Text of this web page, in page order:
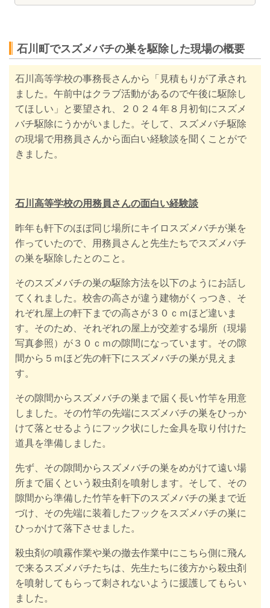
石川町でスズメバチの巣を駆除した現場の概要
石川高等学校の事務長さんから「見積もりが了承され
ました。午前中はクラブ活動があるので午後に駆除し
てほしい」と要望され、２０２４年８月初旬にスズメ
バチ駆除に うかがいました。そして、スズメバチ駆除
の現場で用務員さんから面白い経験談を聞くことがで
きました。
石川高等学校の用務員さんの面白い経験談
昨年も軒下のほぼ同じ場所にキイロスズメバチが巣を
作っていたので、用務員さんと先生たちでスズメバチ
の巣を駆除したとのこと。
そのスズメバチの巣の駆除方法を以下のようにお話し
てくれました。校舎の高さが違う建物がくっつき、そ
れぞれ屋上の軒下までの高さが３０ｃｍほど違いま
す。そのため、それぞれの屋上が交差する場所（現場
写真参照）が３０ｃｍの隙間になっています。 その隙
間から５ｍほど先の軒下にスズメバチの巣が見えま
す。
その隙間からスズメバチの巣まで届く長い竹竿を用意
しました。その竹竿の先端にスズメバチの巣をひっか
けて落とせるようにフック状にした金具を取り付けた
道具を準備しました。
先ず、その隙間からスズメバチの巣をめがけて遠い場
所まで届くという殺虫剤を噴射します。 そして、その
隙間から準備した竹竿を軒下のスズメバチの巣まで近
づけ、その先端に装着したフックをスズメバチの巣に
ひっかけて落下させました。
殺虫剤の噴霧作業や巣の撤去作業中にこちら側に飛ん
で来るスズメバチたちは、先生たちに後方から殺虫剤
を噴射してもらって刺されないように援護してもらい
ました。